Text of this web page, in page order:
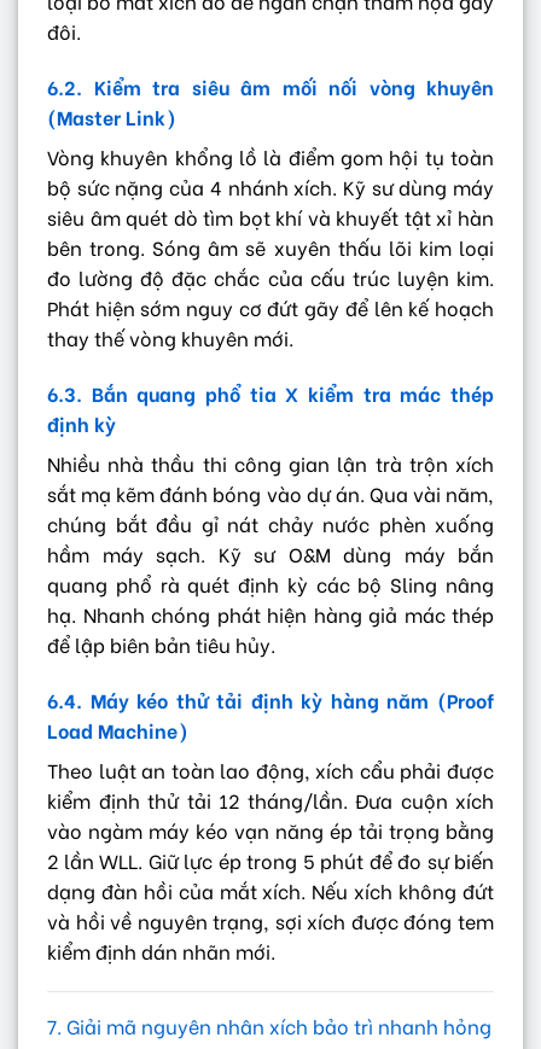
đôi.
6.2. Kiểm tra siêu âm mối nối vòng khuyên
(Master Link)
Vòng khuyên khổng lồ là điểm gom hội tụ toàn
bộ sức nặng của 4 nhánh xích. Kỹ sư dùng máy
siêu âm quét dò tìm bọt khí và khuyết tật xỉ hàn
bên trong. Sóng âm sẽ xuyên thấu lõi kim loại
đo lường độ đặc chắc của cấu trúc luyện kim.
Phát hiện sớm nguy cơ đứt gãy để lên kế hoạch
thay thế vòng khuyên mới.
6.3. Bắn quang phổ tia X kiểm tra mác thép
định kỳ
Nhiều nhà thầu thi công gian lận trà trộn xích
sắt mạ kẽm đánh bóng vào dự án. Qua vài năm,
chúng bắt đầu gỉ nát chảy nước phèn xuống
hầm máy sạch. Kỹ sư O&M dùng máy bắn
quang phổ rà quét định kỳ các bộ Sling nâng
hạ. Nhanh chóng phát hiện hàng giả mác thép
để lập biên bản tiêu hủy.
6.4. Máy kéo thử tải định kỳ hàng năm (Proof
Load Machine)
Theo luật an toàn lao động, xích cẩu phải được
kiểm định thử tải 12 tháng/lần. Đưa cuộn xích
vào ngàm máy kéo vạn năng ép tải trọng bằng
2 lần WLL. Giữ lực ép trong 5 phút để đo sự biến
dạng đàn hồi của mắt xích. Nếu xích không đứt
và hồi về nguyên trạng, sợi xích được đóng tem
kiểm định dán nhãn mới.
7. Giải mã nguyên nhân xích bảo trì nhanh hỏng